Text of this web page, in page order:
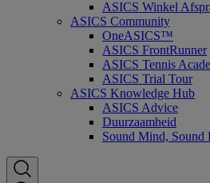
ASICS Winkel
ASICS Community
OneASICS™
ASICS FrontRunner
ASICS Tennis
ASICS Trial Tour
ASICS Knowledge Hub
ASICS Advice
Duurzaamheid
Sound Mind, Sound